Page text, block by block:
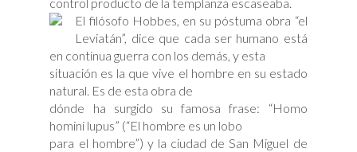
El filósofo Hobbes, en su póstuma obra “el
Leviatán”, dice que cada ser humano está
en continua guerra con los demás, y esta
situación es la que vive el hombre en su estado
natural. Es de esta obra de
dónde ha surgido su famosa frase: “Homo
homini lupus” (“El hombre es un lobo
para el hombre”) y la ciudad de San Miguel de